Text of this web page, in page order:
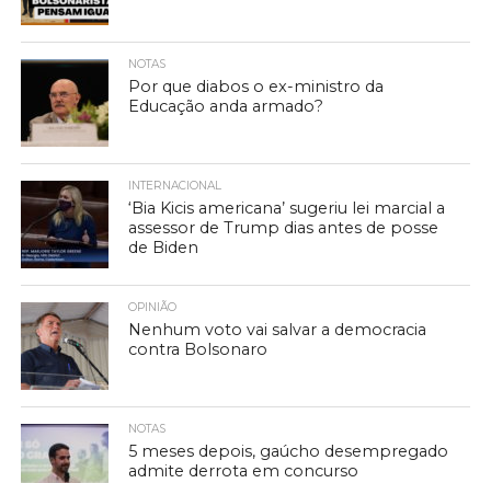
NOTAS
Por que diabos o ex-ministro da
Educação anda armado?
INTERNACIONAL
‘Bia Kicis americana’ sugeriu lei marcial a
assessor de Trump dias antes de posse
de Biden
OPINIÃO
Nenhum voto vai salvar a democracia
contra Bolsonaro
NOTAS
5 meses depois, gaúcho desempregado
admite derrota em concurso